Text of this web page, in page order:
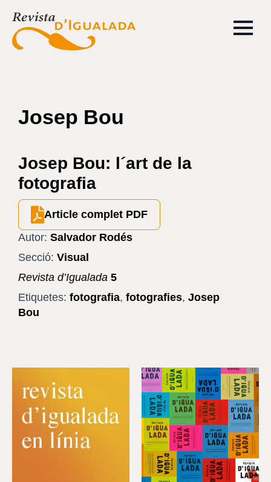
Josep Bou
Josep Bou: l´art de la
fotografia
Article complet PDF
Autor: Salvador Rodés
Secció: Visual
Revista d’Igualada 5
Etiquetes: fotografia, fotografies, Josep
Bou